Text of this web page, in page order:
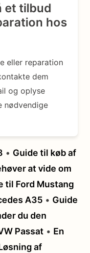
et tilbud
hos
eller reparation
dem
og oplyse
nødvendige
• Guide til køb af
at vide om
til Ford Mustang
A35 • Guide
du den
Passat • En
af